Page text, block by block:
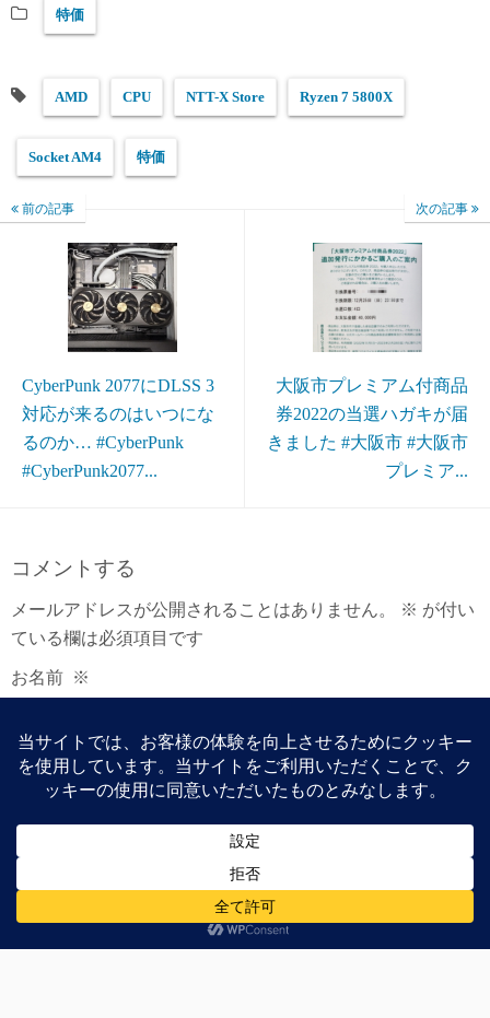
特価
AMD CPU NTT-X Store Ryzen 7 5800X
Socket AM4 特価
前の記事
CyberPunk 2077にDLSS 3
対応が来るのはいつにな
るのか… #CyberPunk
#CyberPunk2077...
次の記事
大阪市プレミアム付商品
券2022の当選ハガキが届
きました #大阪市 #大阪市
プレミア...
コメントする
メールアドレスが公開されることはありません。 ※ が付い
ている欄は必須項目です
お名前 ※
メールアドレス※
ウェブサイト
コメント※